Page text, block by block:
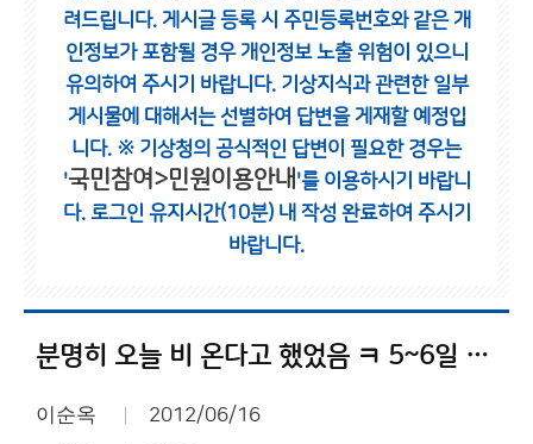
려드립니다. 게시글 등록 시 주민등록번호와 같은 개
인정보가 포함될 경우 개인정보 노출 위험이 있으니
유의하여 주시기 바랍니다. 기상지식과 관련한 일부
게시물에 대해서는 선별하여 답변을 게재할 예정입
니다. ※ 기상청의 공식적인 답변이 필요한 경우는
'국민참여>민원이용안내 '를 이용하시기 바랍니
다. 로그인 유지시간(10분) 내 작성 완료하여 주시기
바랍니다.
분명히 오늘 비 온다고 했었음 ㅋ 5~6일 전까지 ㅋㅋㅋ
이순옥 2012/06/16